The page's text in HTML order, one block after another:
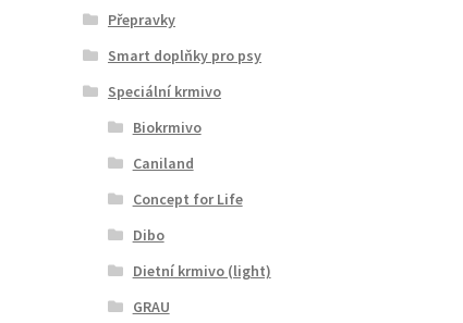
Přepravky
Smart doplňky pro psy
Speciální krmivo
Biokrmivo
Caniland
Concept for Life
Dibo
Dietní krmivo (light)
GRAU